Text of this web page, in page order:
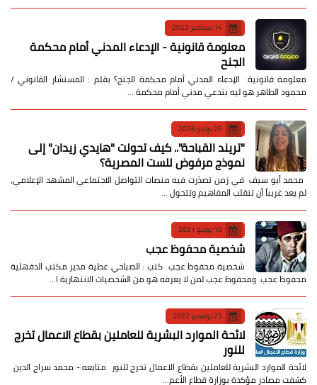
14 سبتمبر 2022
معلومة قانونية - الإدعاء المدني أمام محكمة
الجنح
معلومة قانونية الإدعاء المدني أمام محكمة الجنح؟ بقلم : المستشار القانوني /
محمود الطاهر هو ليه بندعي مدني أمام محكمة …
25 يوليو 2026
​"تريند القباحة".. كيف تحولت "هايدي زيدان" إلى
نموذج مرفوض للست المصرية؟
​ محمد أبو سيف ​في زمن تصدّرت فيه منصات التواصل الاجتماعي المشهد الإعلامي،
لم يعد غريباً أن تنقلب المفاهيم وتتحول …
10 يونيو 2021
شخصية محفوظ عجب
شخصية محفوظ عجب كتب : الصباحي عطية مدير مكتب الدقهلية
محفوظ عجب ومحفوظ عجب لمن لا يعرفه هو من الشخصيات الانتهازية ا…
23 نوفمبر 2022
لائحة الموارد البشرية للعاملين بقطاع الاعمال تخرج
للنور
لائحة الموارد البشرية للعاملين بقطاع الاعمال تخرج للنور متابعه:- محمد سراج الدين
كشفت مصادر مؤكدة بوزارة قطاع الأعم…